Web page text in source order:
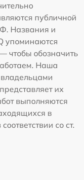
публичной
Названия и
упоминаются
чтобы обозначить
Наша
их
выполняются
в
со ст.